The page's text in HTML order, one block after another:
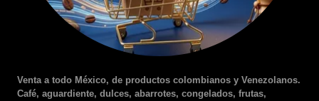
Venta a todo México, de productos colombianos y Venezolanos.
Café, aguardiente, dulces, abarrotes, congelados, frutas,